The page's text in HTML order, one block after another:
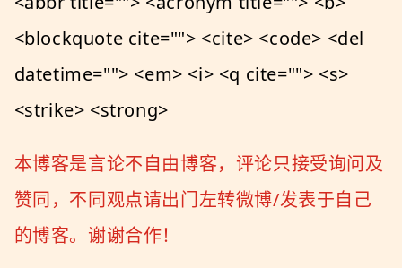
<blockquote cite=""> <cite> <code> <del
datetime=""> <em> <i> <q cite=""> <s>
<strike> <strong>
本博客是言论不自由博客，评论只接受询问及
赞同，不同观点请出门左转微博/发表于自己
的博客。谢谢合作！